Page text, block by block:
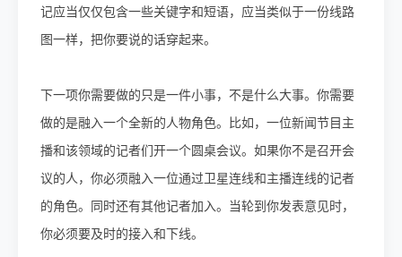
记应当仅仅包含一些关键字和短语，应当类似于一份线路
图一样，把你要说的话穿起来。
下一项你需要做的只是一件小事，不是什么大事。你需要
做的是融入一个全新的人物角色。比如，一位新闻节目主
播和该领域的记者们开一个圆桌会议。如果你不是召开会
议的人，你必须融入一位通过卫星连线和主播连线的记者
的角色。同时还有其他记者加入。当轮到你发表意见时，
你必须要及时的接入和下线。